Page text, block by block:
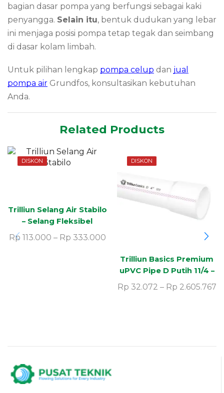
bagian dasar pompa yang berfungsi sebagai kaki
penyangga. Selain itu, bentuk dudukan yang lebar
ini menjaga posisi pompa tetap tegak dan seimbang
di dasar kolam limbah.
Untuk pilihan lengkap pompa celup dan jual
pompa air Grundfos, konsultasikan kebutuhan
Anda.
Related Products
DISKON
Trilliun Selang Air Stabilo
– Selang Fleksibel
Rp 113.000 – Rp 333.000
DISKON
Trilliun Basics Premium
uPVC Pipe D Putih 11/4 –
16″ Inc
Rp 32.072 – Rp 2.605.767